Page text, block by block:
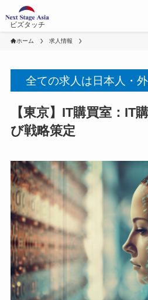
ビズタッチ
ホーム 求人情報
全ての求人は日本人・
【東京】IT購買室：
び戦略策定